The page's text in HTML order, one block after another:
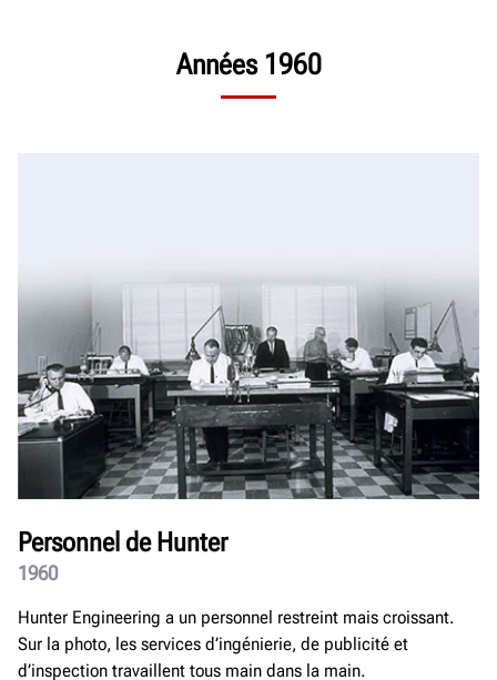
Années 1960
Personnel de Hunter
1960
Hunter Engineering a un personnel restreint mais croissant.
Sur la photo, les services d’ingénierie, de publicité et
d’inspection travaillent tous main dans la main.